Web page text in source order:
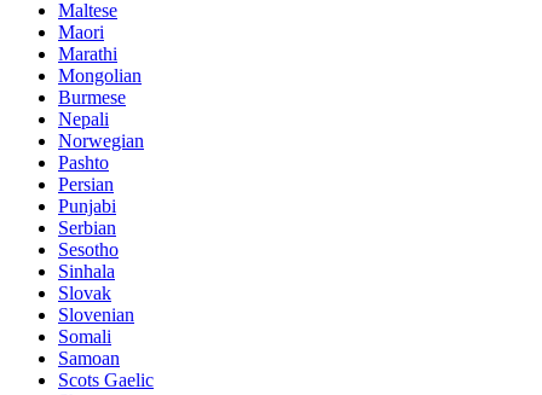
Maltese
Maori
Marathi
Mongolian
Burmese
Nepali
Norwegian
Pashto
Persian
Punjabi
Serbian
Sesotho
Sinhala
Slovak
Slovenian
Somali
Samoan
Scots Gaelic